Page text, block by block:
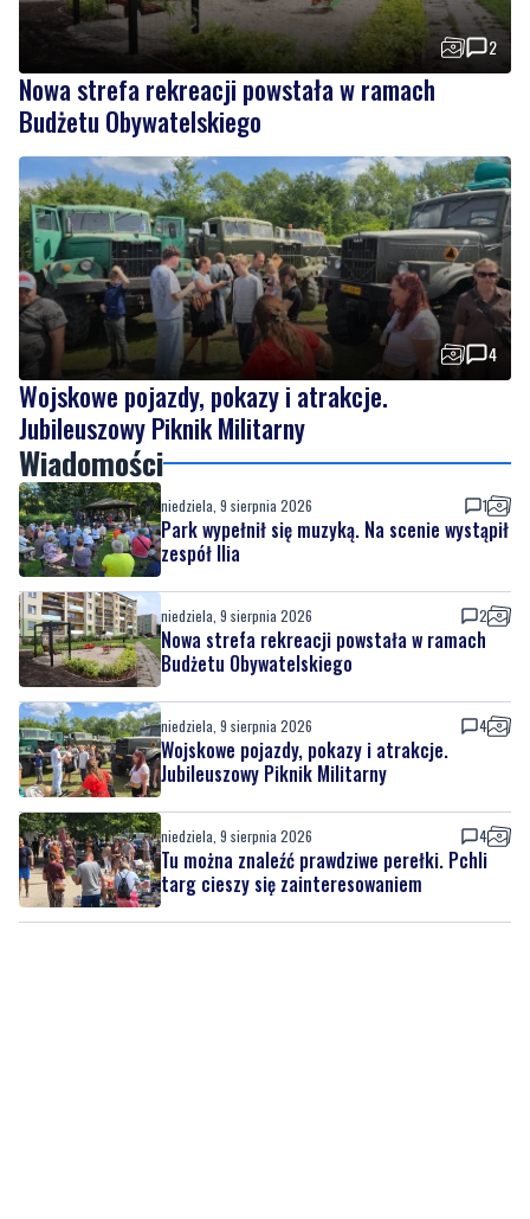
2
Nowa strefa rekreacji powstała w ramach
Budżetu Obywatelskiego
4
Wojskowe pojazdy, pokazy i atrakcje.
Jubileuszowy Piknik Militarny
Wiadomości
niedziela, 9 sierpnia 2026 1
Park wypełnił się muzyką. Na scenie wystąpił
zespół Ilia
niedziela, 9 sierpnia 2026 2
Nowa strefa rekreacji powstała w ramach
Budżetu Obywatelskiego
niedziela, 9 sierpnia 2026 4
Wojskowe pojazdy, pokazy i atrakcje.
Jubileuszowy Piknik Militarny
niedziela, 9 sierpnia 2026 4
Tu można znaleźć prawdziwe perełki. Pchli
targ cieszy się zainteresowaniem